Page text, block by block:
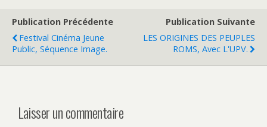
Publication Précédente
Festival Cinéma Jeune
Public, Séquence Image.
Publication Suivante
LES ORIGINES DES PEUPLES
ROMS, Avec L'UPV.
Laisser un commentaire